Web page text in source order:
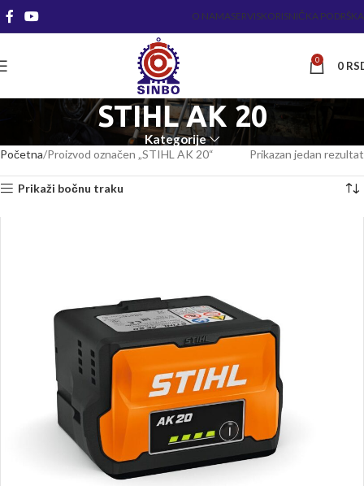
O NAMASERVISKORISNIČKA PODRŠKA
0 0
STIHL AK 20
Kategorije
Početna Proizvod označen „STIHL AK 20“ Prikazan jedan rezultat
Prikaži bočnu traku